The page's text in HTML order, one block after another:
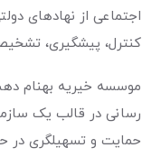
اجتماعی از نهادهای
کنترل، پیشگیری،
موسسه خیریه بهنام
رسانی در قالب یک
حمایت و تسهیلگری در